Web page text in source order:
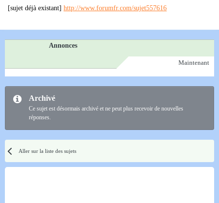
[sujet déjà existant] http://www.forumfr.com/sujet557616
Annonces
Maintenant
Archivé
Ce sujet est désormais archivé et ne peut plus recevoir de nouvelles
réponses.
Aller sur la liste des sujets